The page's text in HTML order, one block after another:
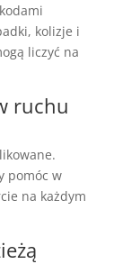
kolizje i
liczyć na
ruchu
pomóc w
na każdym